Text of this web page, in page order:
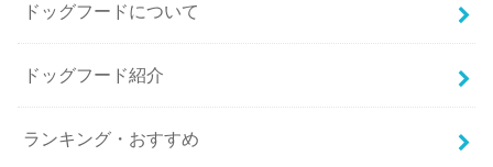
ドッグフードについて
ドッグフード紹介
ランキング・おすすめ